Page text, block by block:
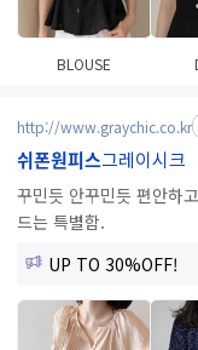
BLOUSE
http://www.graychic.co.kr
쉬폰원피스그레이시크
꾸민듯 안꾸민듯 편안하
드는 특별함.
UP TO 30%OFF!